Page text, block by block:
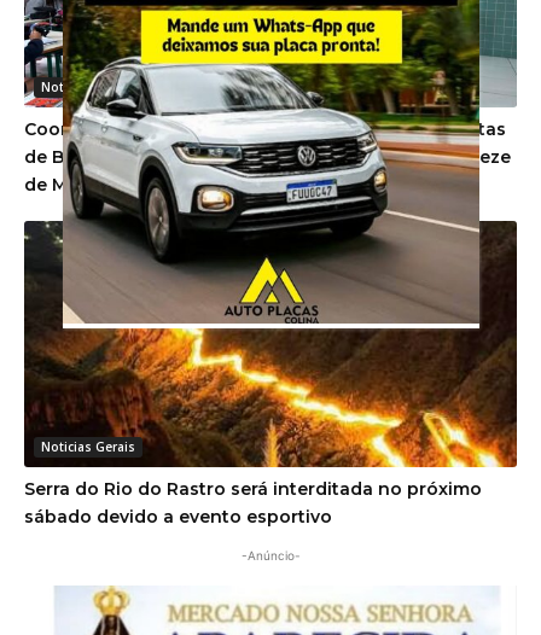
Noticias Gerais
Coorsel investe em projeto social com aulas gratuitas
de Beach Tennis e Futevôlei para estudantes de Treze
de Maio
Noticias Gerais
Serra do Rio do Rastro será interditada no próximo
sábado devido a evento esportivo
-Anúncio-